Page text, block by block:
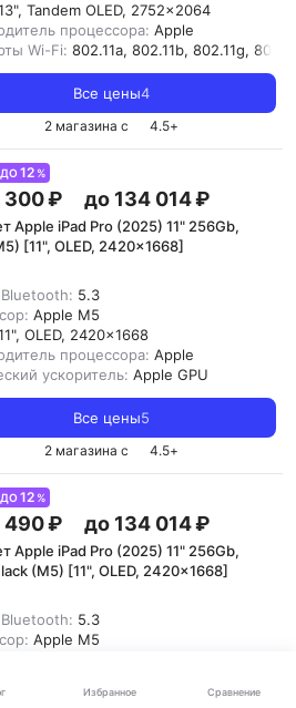
Избранное Сравнение
Tandem OLED, 2752x2064
процессора: Apple
Wi-Fi: 802.11a, 802.11b, 802.11g,
Все цены4
2 магазина с 4.5+
12 %
300 ₽ до 134 014 ₽
Apple iPad Pro (2025) 11" 256Gb,
[11", OLED, 2420x1668]
5.3
Apple M5
OLED, 2420x1668
процессора: Apple
ускоритель: Apple GPU
Все цены5
2 магазина с 4.5+
12 %
490 ₽ до 134 014 ₽
Apple iPad Pro (2025) 11" 256Gb,
(M5) [11", OLED, 2420x1668]
5.3
Apple M5
ускоритель:Apple GPU